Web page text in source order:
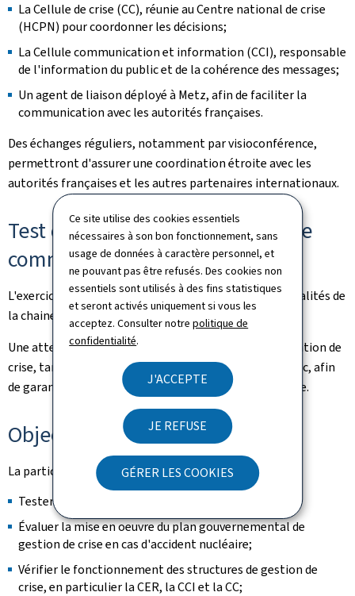
Ce site utilise des cookies essentiels
nécessaires à son bon fonctionnement, sans
usage de données à caractère personnel, et
ne pouvant pas être refusés. Des cookies non
essentiels sont utilisés à des fins statistiques
et seront activés uniquement si vous les
acceptez. Consulter notrepolitique de
confidentialité.
J'ACCEPTE
JE REFUSE
GÉRER LES COOKIES
La Cellule de crise (CC), réunie au Centre national de crise
(HCPN) pour coordonner les décisions;
La Cellule communication et information (CCI), responsable
de l'information du public et de la cohérence des messages;
Un agent de liaison déployé à Metz, afin de faciliter la
communication avec les autorités françaises.
Des échanges réguliers, notamment par visioconférence,
permettront d'assurer une coordination étroite avec les
autorités françaises et les autres partenaires internationaux.
Test des dispositifs d'alerte et de
communication
L'exercice permet de tester la réorganisation des modalités de
la chaine d'alerte transfrontalière.
Une attention particulière sera portée à la communication de
crise, tant entre les autorités qu'à destination du public, afin
de garantir une information cohérente, rapide et fiable.
Objectifs pour le Luxembourg
La participation luxembourgeoise vise notamment à :
Tester la réception et le traitement de l'alerte;
Évaluer la mise en oeuvre du plan gouvernemental de
gestion de crise en cas d'accident nucléaire;
Vérifier le fonctionnement des structures de gestion de
crise, en particulier la CER, la CCI et la CC;